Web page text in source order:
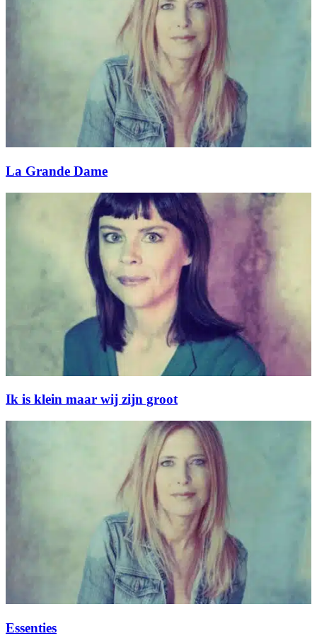
La Grande Dame
Ik is klein maar wij zijn groot
Essenties